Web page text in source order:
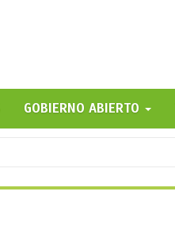
GOBIERNO ABIERTO